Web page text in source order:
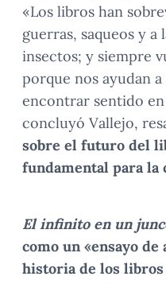
«Los libros han
guerras, saqueos y a
insectos; y siempre
porque nos ayudan
encontrar sentido
concluyó Vallejo,
sobre el futuro del
fundamental para la
El infinito en un
como un «ensayo
historia de los libros